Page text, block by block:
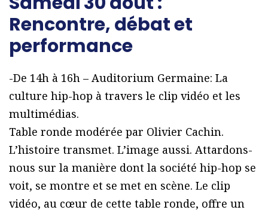
Rencontre, débat et
performance
-De 14h à 16h – Auditorium Germaine: La
culture hip-hop à travers le clip vidéo et les
multimédias.
Table ronde modérée par Olivier Cachin.
L’histoire transmet. L’image aussi. Attardons-
nous sur la manière dont la société hip-hop se
voit, se montre et se met en scène. Le clip
vidéo, au cœur de cette table ronde, offre un